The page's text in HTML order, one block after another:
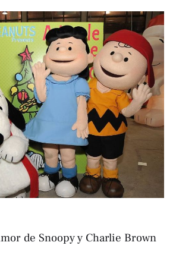
de Snoopy y Charlie Brown